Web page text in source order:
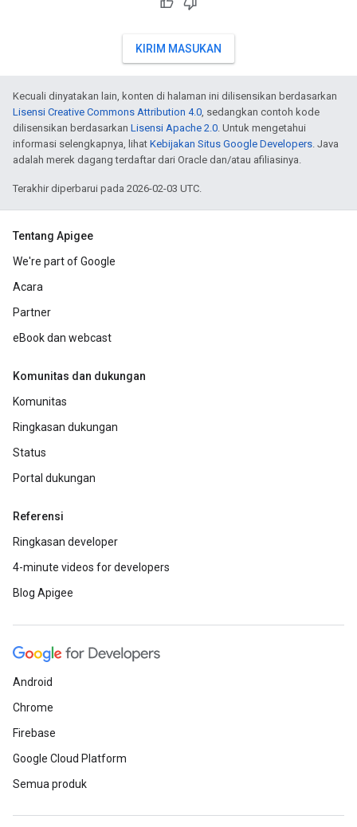
KIRIM MASUKAN
Kecuali dinyatakan lain, konten di halaman ini dilisensikan berdasarkan
Lisensi Creative Commons Attribution 4.0, sedangkan contoh kode
dilisensikan berdasarkan Lisensi Apache 2.0. Untuk mengetahui
informasi selengkapnya, lihat Kebijakan Situs Google Developers. Java
adalah merek dagang terdaftar dari Oracle dan/atau afiliasinya.
Terakhir diperbarui pada 2026-02-03 UTC.
Tentang Apigee
We're part of Google
Acara
Partner
eBook dan webcast
Komunitas dan dukungan
Komunitas
Ringkasan dukungan
Status
Portal dukungan
Referensi
Ringkasan developer
4-minute videos for developers
Blog Apigee
Android
Chrome
Firebase
Google Cloud Platform
Semua produk